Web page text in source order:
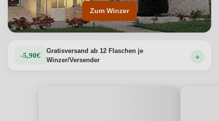
Zum Winzer
-5,90€
Gratisversand ab 12 Flaschen je
Winzer/Versender